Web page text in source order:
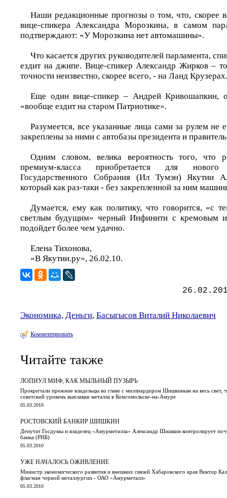
Наши редакционные прогнозы о том, что, скорее
вице-спикера Александра Морозкина, в самом
подтверждают: «У Морозкина нет автомашины».
Что касается других руководителей парламента,
ездит на джипе. Вице-спикер Александр Жирков –
точности неизвестно, скорее всего, - на Ланд Крузерах.
Еще один вице-спикер – Андрей Кривошапкин,
«вообще ездит на старом Патриотике».
Разумеется, все указанные лица сами за рулем не
закреплены за ними с автобазы президента и
Одним словом, велика вероятность того, что
премиум-класса приобретается для
Государственного Собрания (Ил Тумэн) Якутии
который как раз-таки - без закрепленной за ним
Думается, ему как политику, что говорится, «с
светлым будущим» черный Инфинити с кремовым
подойдет более чем удачно.
Елена Тихонова,
«В Якутии.ру», 26.02.10.
Экономика, Деньги, Басыгысов Виталий Николаевич
Комментировать
Читайте также
ЛОПНУЛ МИФ, КАК МЫЛЬНЫЙ ПУЗЫРЬ
Прокричали прежние владельцы во главе с миллиардером Шишкиным на весь свет,
советский уровень выплавки металла в Комсомольске-на-Амуре
05.03.2010
РОСТОВСКИЙ БАНКИР ШИШКИН
Депутат Госдумы и владелец «Амурметалла» Александр Шишкин контролирует
банка (РНБ)
05.03.2010
УЖЕ НАЧАЛОСЬ ОЖИВЛЕНИЕ
Министр экономического развития и внешних связей Хабаровского края Виктор
флагман черной металлургии - ОАО «Амурметалл»
05.03.2010